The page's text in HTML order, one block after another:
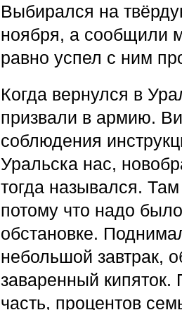
Выбирался на
ноября, а сообщили
равно успел с ним
Когда вернулся в
призвали в армию.
соблюдения
Уральска нас,
тогда назывался.
потому что надо
обстановке.
небольшой завтрак,
заваренный
часть, процентов